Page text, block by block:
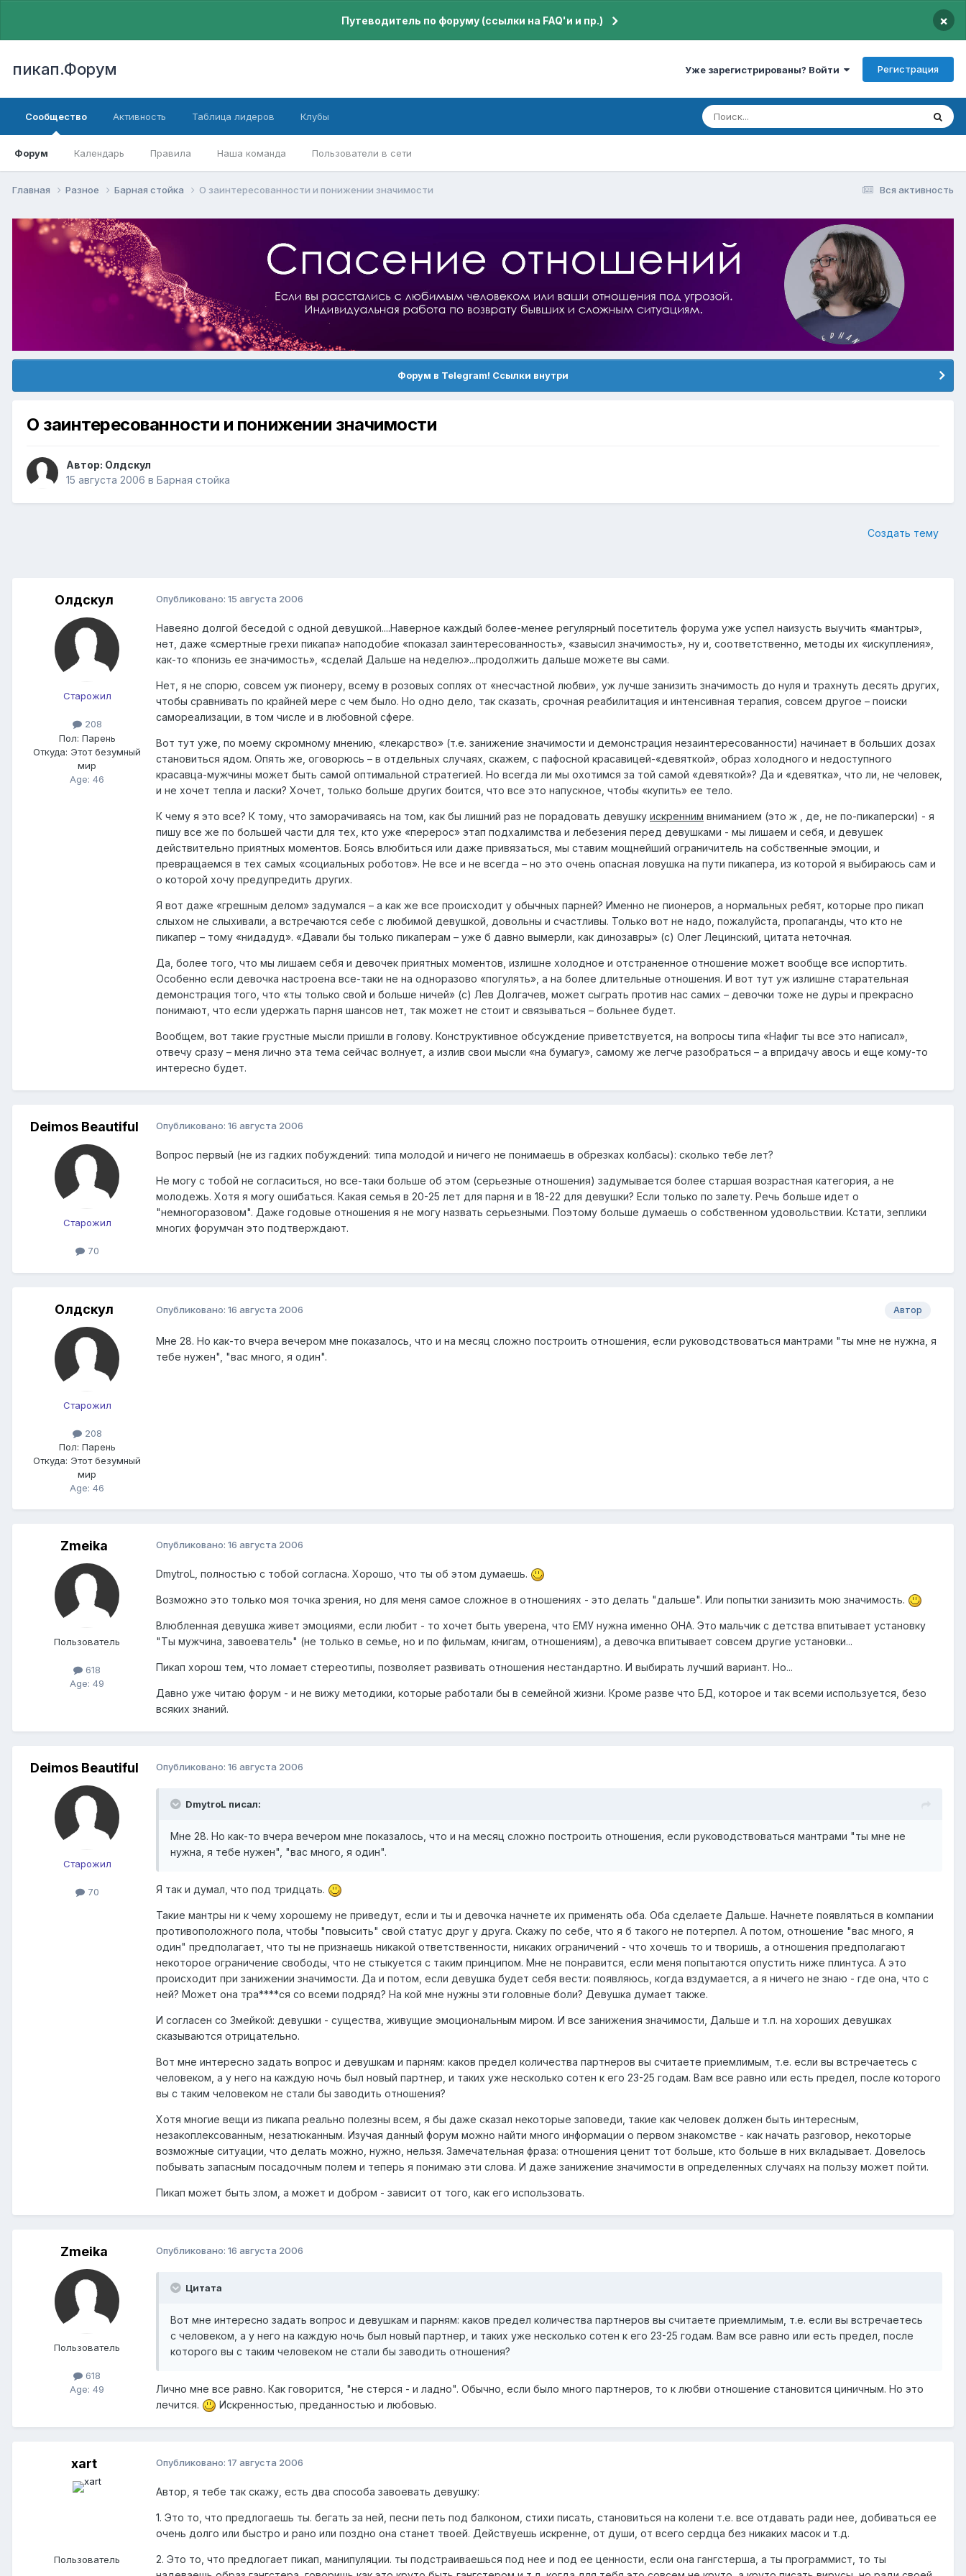
Путеводитель по форуму (ссылки на FAQ'и и пр.) ×
пикап.Форум Уже зарегистрированы? Войти Регистрация
Сообщество
Форум Календарь Правила Наша команда Пользователи в сети
Активность Таблица лидеров Клубы
Вся активность
Главная Разное Барная стойка О заинтересованности и понижении значимости
Форум в Telegram! Ссылки внутри
О заинтересованности и понижении значимости
Автор: Олдскул
15 августа 2006 в Барная стойка
Создать тему
Олдскул
Старожил
208
Пол: Парень
Откуда: Этот безумный
мир
Age: 46
Опубликовано: 15 августа 2006
Навеяно долгой беседой с одной девушкой....Наверное каждый более-менее регулярный посетитель форума уже успел наизусть выучить «мантры»,
нет, даже «смертные грехи пикапа» наподобие «показал заинтересованность», «завысил значимость», ну и, соответственно, методы их «искупления»,
как-то «понизь ее значимость», «сделай Дальше на неделю»...продолжить дальше можете вы сами.
Нет, я не спорю, совсем уж пионеру, всему в розовых соплях от «несчастной любви», уж лучше занизить значимость до нуля и трахнуть десять других,
чтобы сравнивать по крайней мере с чем было. Но одно дело, так сказать, срочная реабилитация и интенсивная терапия, совсем другое – поиски
самореализации, в том числе и в любовной сфере.
Вот тут уже, по моему скромному мнению, «лекарство» (т.е. занижение значимости и демонстрация незаинтересованности) начинает в больших дозах
становиться ядом. Опять же, оговорюсь – в отдельных случаях, скажем, с пафосной красавицей-«девяткой», образ холодного и недоступного
красавца-мужчины может быть самой оптимальной стратегией. Но всегда ли мы охотимся за той самой «девяткой»? Да и «девятка», что ли, не человек,
и не хочет тепла и ласки? Хочет, только больше других боится, что все это напускное, чтобы «купить» ее тело.
К чему я это все? К тому, что заморачиваясь на том, как бы лишний раз не порадовать девушку искренним вниманием (это ж , де, не по-пикаперски) - я
пишу все же по большей части для тех, кто уже «перерос» этап подхалимства и лебезения перед девушками - мы лишаем и себя, и девушек
действительно приятных моментов. Боясь влюбиться или даже привязаться, мы ставим мощнейший ограничитель на собственные эмоции, и
превращаемся в тех самых «социальных роботов». Не все и не всегда – но это очень опасная ловушка на пути пикапера, из которой я выбираюсь сам и
о которой хочу предупредить других.
Я вот даже «грешным делом» задумался – а как же все происходит у обычных парней? Именно не пионеров, а нормальных ребят, которые про пикап
слыхом не слыхивали, а встречаются себе с любимой девушкой, довольны и счастливы. Только вот не надо, пожалуйста, пропаганды, что кто не
пикапер – тому «нидадуд». «Давали бы только пикаперам – уже б давно вымерли, как динозавры» (с) Олег Лецинский, цитата неточная.
Да, более того, что мы лишаем себя и девочек приятных моментов, излишне холодное и отстраненное отношение может вообще все испортить.
Особенно если девочка настроена все-таки не на одноразово «погулять», а на более длительные отношения. И вот тут уж излишне старательная
демонстрация того, что «ты только свой и больше ничей» (с) Лев Долгачев, может сыграть против нас самих – девочки тоже не дуры и прекрасно
понимают, что если удержать парня шансов нет, так может не стоит и связываться – больнее будет.
Вообщем, вот такие грустные мысли пришли в голову. Конструктивное обсуждение приветствуется, на вопросы типа «Нафиг ты все это написал»,
отвечу сразу – меня лично эта тема сейчас волнует, а излив свои мысли «на бумагу», самому же легче разобраться – а впридачу авось и еще кому-то
интересно будет.
Deimos Beautiful
Старожил
70
Опубликовано: 16 августа 2006
Вопрос первый (не из гадких побуждений: типа молодой и ничего не понимаешь в обрезках колбасы): сколько тебе лет?
Не могу с тобой не согласиться, но все-таки больше об этом (серьезные отношения) задумывается более старшая возрастная категория, а не
молодежь. Хотя я могу ошибаться. Какая семья в 20-25 лет для парня и в 18-22 для девушки? Если только по залету. Речь больше идет о
"немногоразовом". Даже годовые отношения я не могу назвать серьезными. Поэтому больше думаешь о собственном удовольствии. Кстати, зеплики
многих форумчан это подтверждают.
Олдскул
Старожил
208
Пол: Парень
Откуда: Этот безумный
мир
Age: 46
Автор
Опубликовано: 16 августа 2006
Мне 28. Но как-то вчера вечером мне показалось, что и на месяц сложно построить отношения, если руководствоваться мантрами "ты мне не нужна, я
тебе нужен", "вас много, я один".
Zmeika
Пользователь
618
Age: 49
Опубликовано: 16 августа 2006
DmytroL, полностью с тобой согласна. Хорошо, что ты об этом думаешь.
Возможно это только моя точка зрения, но для меня самое сложное в отношениях - это делать "дальше". Или попытки занизить мою значимость.
Влюбленная девушка живет эмоциями, если любит - то хочет быть уверена, что ЕМУ нужна именно ОНА. Это мальчик с детства впитывает установку
"Ты мужчина, завоеватель" (не только в семье, но и по фильмам, книгам, отношениям), а девочка впитывает совсем другие установки...
Пикап хорош тем, что ломает стереотипы, позволяет развивать отношения нестандартно. И выбирать лучший вариант. Но...
Давно уже читаю форум - и не вижу методики, которые работали бы в семейной жизни. Кроме разве что БД, которое и так всеми используется, безо
всяких знаний.
Deimos Beautiful
Старожил
70
Опубликовано: 16 августа 2006
DmytroL писал:
Мне 28. Но как-то вчера вечером мне показалось, что и на месяц сложно построить отношения, если руководствоваться мантрами "ты мне не
нужна, я тебе нужен", "вас много, я один".
Я так и думал, что под тридцать.
Такие мантры ни к чему хорошему не приведут, если и ты и девочка начнете их применять оба. Оба сделаете Дальше. Начнете появляться в компании
противоположного пола, чтобы "повысить" свой статус друг у друга. Скажу по себе, что я б такого не потерпел. А потом, отношение "вас много, я
один" предполагает, что ты не признаешь никакой ответственности, никаких ограничений - что хочешь то и творишь, а отношения предполагают
некоторое ограничение свободы, что не стыкуется с таким принципом. Мне не понравится, если меня попытаются опустить ниже плинтуса. А это
происходит при занижении значимости. Да и потом, если девушка будет себя вести: появляюсь, когда вздумается, а я ничего не знаю - где она, что с
ней? Может она тра****ся со всеми подряд? На кой мне нужны эти головные боли? Девушка думает также.
И согласен со Змейкой: девушки - существа, живущие эмоциональным миром. И все занижения значимости, Дальше и т.п. на хороших девушках
сказываются отрицательно.
Вот мне интересно задать вопрос и девушкам и парням: каков предел количества партнеров вы считаете приемлимым, т.е. если вы встречаетесь с
человеком, а у него на каждую ночь был новый партнер, и таких уже несколько сотен к его 23-25 годам. Вам все равно или есть предел, после которого
вы с таким человеком не стали бы заводить отношения?
Хотя многие вещи из пикапа реально полезны всем, я бы даже сказал некоторые заповеди, такие как человек должен быть интересным,
незакоплексованным, незатюканным. Изучая данный форум можно найти много информации о первом знакомстве - как начать разговор, некоторые
возможные ситуации, что делать можно, нужно, нельзя. Замечательная фраза: отношения ценит тот больше, кто больше в них вкладывает. Довелось
побывать запасным посадочным полем и теперь я понимаю эти слова. И даже занижение значимости в определенных случаях на пользу может пойти.
Пикап может быть злом, а может и добром - зависит от того, как его использовать.
Zmeika
Пользователь
618
Age: 49
Опубликовано: 16 августа 2006
Цитата
Вот мне интересно задать вопрос и девушкам и парням: каков предел количества партнеров вы считаете приемлимым, т.е. если вы встречаетесь
с человеком, а у него на каждую ночь был новый партнер, и таких уже несколько сотен к его 23-25 годам. Вам все равно или есть предел, после
которого вы с таким человеком не стали бы заводить отношения?
Лично мне все равно. Как говорится, "не стерся - и ладно". Обычно, если было много партнеров, то к любви отношение становится циничным. Но это
лечится.
Искренностью, преданностью и любовью.
xart
Пользователь
Опубликовано: 17 августа 2006
Автор, я тебе так скажу, есть два способа завоевать девушку:
1. Это то, что предлогаешь ты. бегать за ней, песни петь под балконом, стихи писать, становиться на колени т.е. все отдавать ради нее, добиваться ее
очень долго или быстро и рано или поздно она станет твоей. Действуешь искренне, от души, от всего сердца без никаких масок и т.д.
2. Это то, что предлогает пикап, манипуляции. ты подстраиваешься под нее и под ее ценности, если она гангстерша, а ты программист, то ты